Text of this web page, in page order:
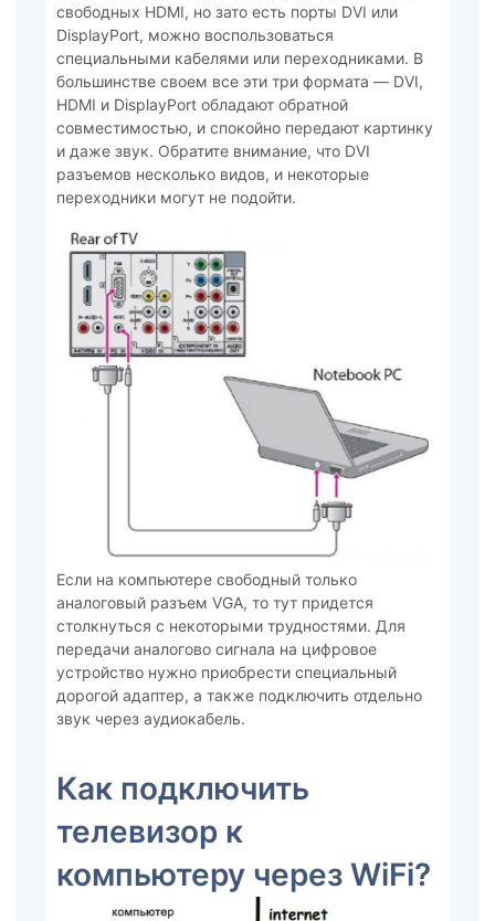
свободных HDMI, но зато есть порты DVI или
DisplayPort, можно воспользоваться
специальными кабелями или переходниками. В
большинстве своем все эти три формата — DVI,
HDMI и DisplayPort обладают обратной
совместимостью, и спокойно передают картинку
и даже звук. Обратите внимание, что DVI
разъемов несколько видов, и некоторые
переходники могут не подойти.
Если на компьютере свободный только
аналоговый разъем VGA, то тут придется
столкнуться с некоторыми трудностями. Для
передачи аналогово сигнала на цифровое
устройство нужно приобрести специальный
дорогой адаптер, а также подключить отдельно
звук через аудиокабель.
Как подключить
телевизор к
компьютеру через WiFi?